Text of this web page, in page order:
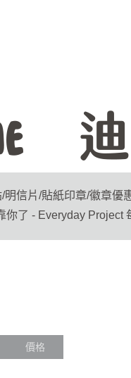
明信片/貼紙印章/徽章優
了 - Everyday Project
價格